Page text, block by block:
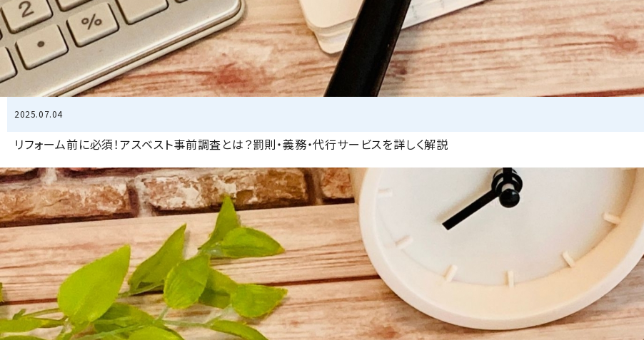
2025.07.04
リフォーム前に必須！アスベスト事前調査とは？罰則・義務・代行サービスを詳しく解説